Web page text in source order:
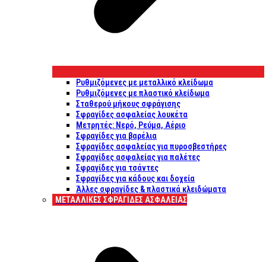
Ρυθμιζόμενες με μεταλλικό κλείδωμα
Ρυθμιζόμενες με πλαστικό κλείδωμα
Σταθερού μήκους σφράγισης
Σφραγίδες ασφαλείας λουκέτα
Μετρητές: Νερό, Ρεύμα, Αέριο
Σφραγίδες για βαρέλια
Σφραγίδες ασφαλείας για πυροσβεστήρες
Σφραγίδες ασφαλείας για παλέτες
Σφραγίδες για τσάντες
Σφραγίδες για κάδους και δοχεία
Άλλες σφραγίδες & πλαστικά κλειδώματα
ΜΕΤΑΛΛΙΚΕΣ ΣΦΡΑΓΙΔΕΣ ΑΣΦΑΛΕΙΑΣ